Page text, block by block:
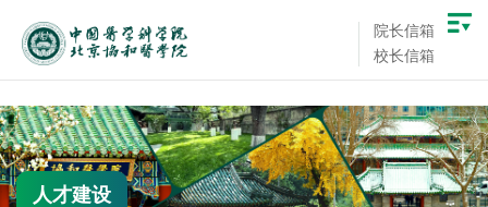
院长信箱
校长信箱
人才建设